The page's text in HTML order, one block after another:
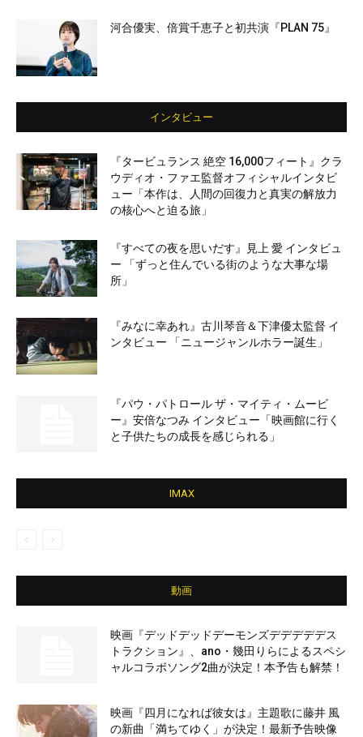
河合優実、倍賞千恵子と初共演『PLAN 75』
インタビュー
『タービュランス 絶空 16,000フィート』クラ
ウディオ・ファエ監督オフィシャルインタビ
ュー「本作は、人間の回復力と真実の解放力
の核心へと迫る旅」
『すべての夜を思いだす』見上 愛 インタビュ
ー 「ずっと住んでいる街のような大事な場
所」
『みなに幸あれ』古川琴音＆下津優太監督 イ
ンタビュー 「ニュージャンルホラー誕生」
『パウ・パトロール ザ・マイティ・ムービ
ー』安倍なつみ インタビュー「映画館に行く
と子供たちの成長を感じられる」
IMAX
動画
映画『デッドデッドデーモンズデデデデデス
トラクション』、ano・幾田りらによるスペシ
ャルコラボソング2曲が決定！本予告も解禁！
映画『四月になれば彼女は』主題歌に藤井 風
の新曲「満ちてゆく」が決定！最新予告映像